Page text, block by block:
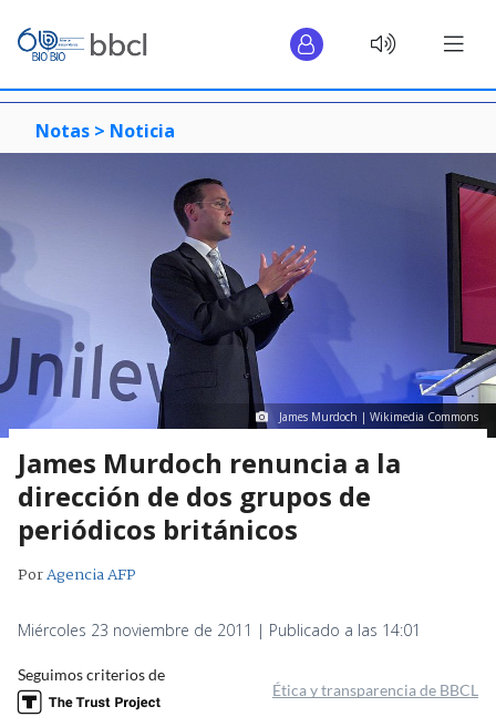
Notas > Noticia
James Murdoch | Wikimedia Commons
James Murdoch renuncia a la
dirección de dos grupos de
periódicos británicos
PorAgencia AFP
Miércoles 23 noviembre de 2011 | Publicado a las 14:01
Seguimos criterios de
Ética y transparencia de BBCL